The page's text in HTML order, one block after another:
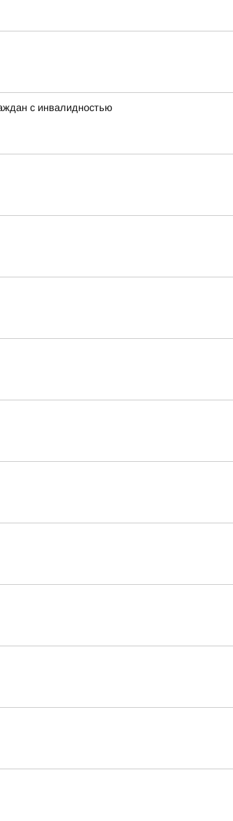
с инвалидностью